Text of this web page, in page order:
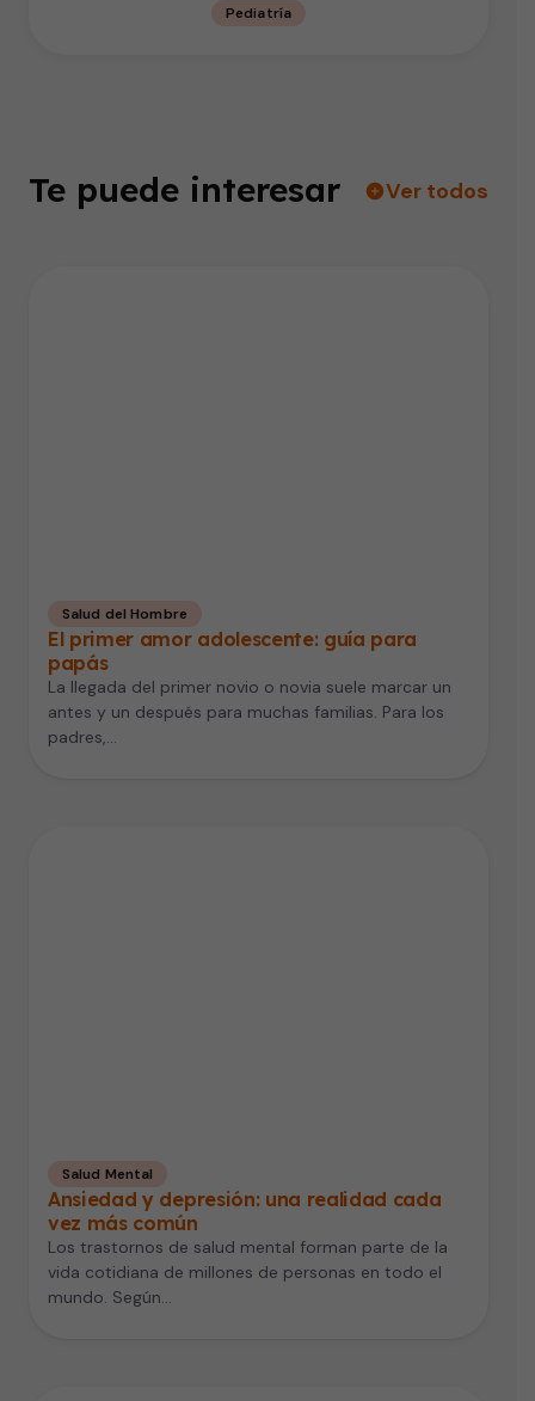
Pediatría
Te puede interesar Ver todos
Salud del Hombre
El primer amor adolescente: guía para
papás
La llegada del primer novio o novia suele marcar un
antes y un después para muchas familias. Para los
padres,…
Salud Mental
Ansiedad y depresión: una realidad cada
vez más común
Los trastornos de salud mental forman parte de la
vida cotidiana de millones de personas en todo el
mundo. Según…